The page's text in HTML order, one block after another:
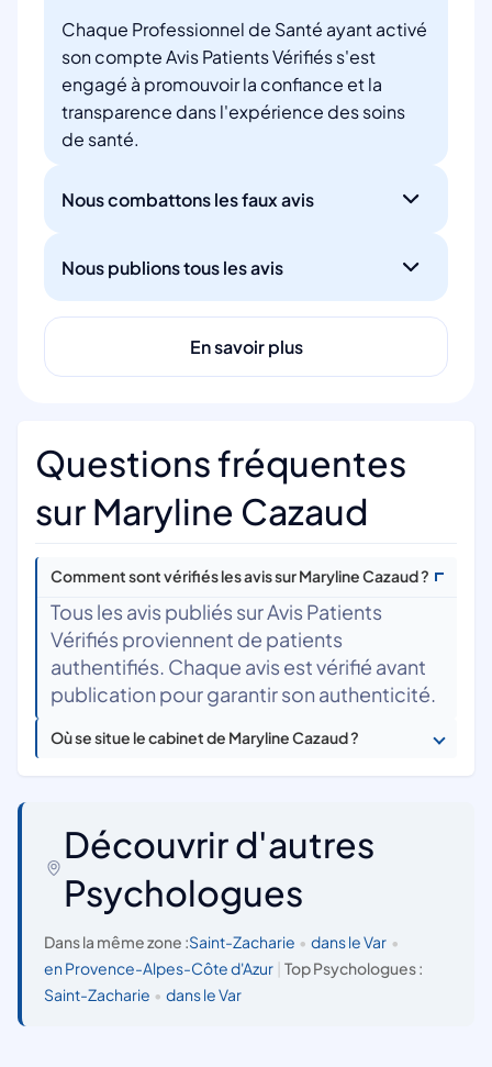
Chaque Professionnel de Santé ayant activé
son compte Avis Patients Vérifiés s'est
engagé à promouvoir la confiance et la
transparence dans l'expérience des soins
de santé.
Nous combattons les faux avis
Nous publions tous les avis
En savoir plus
Questions fréquentes
sur Maryline Cazaud
Comment sont vérifiés les avis sur Maryline Cazaud ?
Tous les avis publiés sur Avis Patients
Vérifiés proviennent de patients
authentifiés. Chaque avis est vérifié avant
publication pour garantir son authenticité.
Où se situe le cabinet de Maryline Cazaud ?
Découvrir d'autres
Psychologues
Dans la même zone :Saint-Zacharie • dans le Var •
en Provence-Alpes-Côte d'Azur
Top Psychologues :
Saint-Zacharie • dans le Var